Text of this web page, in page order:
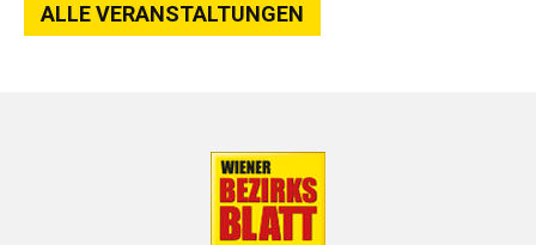
ALLE VERANSTALTUNGEN